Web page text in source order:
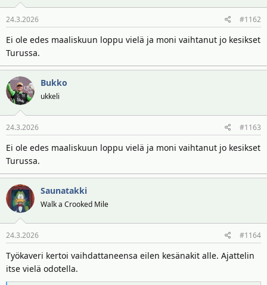
j
a
24.3.2026 #1162
Ei ole edes maaliskuun loppu vielä ja moni vaihtanut jo kesikset
Turussa.
Bukko
ukkeli
24.3.2026 #1163
Ei ole edes maaliskuun loppu vielä ja moni vaihtanut jo kesikset
Turussa.
Saunatakki
Walk a Crooked Mile
24.3.2026 #1164
Työkaveri kertoi vaihdattaneensa eilen kesänakit alle. Ajattelin
itse vielä odotella.